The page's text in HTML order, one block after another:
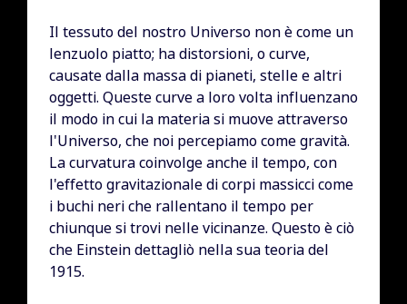
Il tessuto del nostro Universo non è come un
lenzuolo piatto; ha distorsioni, o curve,
causate dalla massa di pianeti, stelle e altri
oggetti. Queste curve a loro volta influenzano
il modo in cui la materia si muove attraverso
l'Universo, che noi percepiamo come gravità.
La curvatura coinvolge anche il tempo, con
l'effetto gravitazionale di corpi massicci come
i buchi neri che rallentano il tempo per
chiunque si trovi nelle vicinanze. Questo è ciò
che Einstein dettagliò nella sua teoria del
1915.